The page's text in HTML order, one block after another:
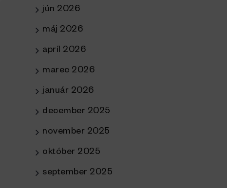
jún 2026
máj 2026
apríl 2026
marec 2026
január 2026
december 2025
november 2025
október 2025
september 2025